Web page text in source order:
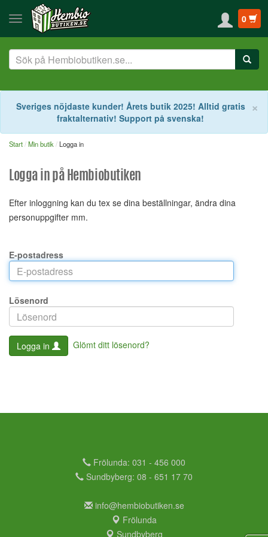
0
×
Sveriges nöjdaste kunder! Årets butik 2025! Alltid gratis
fraktalternativ! Support på svenska!
Start Min butik Logga in
Logga in på Hembiobutiken
Efter inloggning kan du tex se dina beställningar, ändra dina
personuppgifter mm.
E-postadress
Lösenord
Logga in Glömt ditt lösenord?
Frölunda: 031 - 456 000
Sundbyberg: 08 - 651 17 70
info@hembiobutiken.se
Frölunda
Sundbyberg